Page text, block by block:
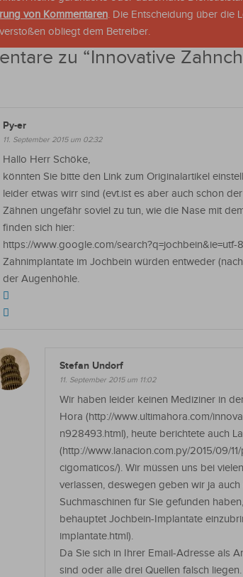
von Kommentaren. Die Entscheidung über die
obliegt dem Betreiber.
zu “Innovative
Py-er
11. September 2015 um 02:32
Hallo Herr Schöke,
könnten Sie bitte den Link zum Originalartikel
leider etwas wirr sind (evt.ist es aber auch schon
Zähnen ungefähr soviel zu tun, wie die Nase mit
finden sich hier:
https://www.google.com/search?q=jochbein&ie=utf-
Zahnimplantate im Jochbein würden entweder
der Augenhöhle.
Stefan Undorf
11. September 2015 um 11:02
Wir haben leider keinen Mediziner in
Hora (http://www.ultimahora.com/
n928493.html), heute berichtete auch
(http://www.lanacion.com.py/2015/09/
cigomaticos/). Wir müssen uns bei
verlassen, deswegen geben wir ja
Suchmaschinen für Sie gefunden
behauptet Jochbein-Implantate
implantate.html).
Da Sie sich in Ihrer Email-Adresse als
sind oder alle drei Quellen falsch